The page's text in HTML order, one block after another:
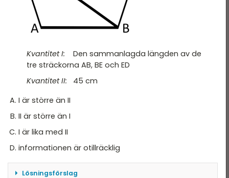
Kvantitet I: Den sammanlagda längden av de
tre sträckorna AB, BE och ED
Kvantitet II: 45 cm
I är större än II
II är större än I
I är lika med II
informationen är otillräcklig
Lösningsförslag